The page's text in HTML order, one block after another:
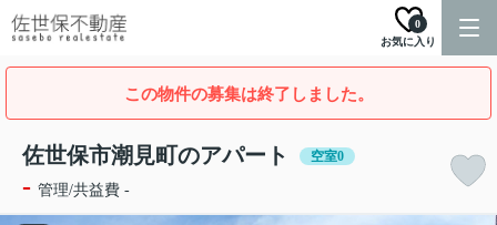
お気に入り
0
この物件の募集は終了しました。
佐世保市潮見町のアパート 空室0
- 管理/共益費 -